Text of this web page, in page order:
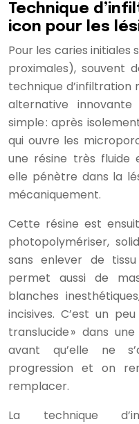
Technique
icon pour les
Pour les caries initiales
proximales), souvent
technique d’infiltration
alternative
simple : après
qui ouvre les
une résine très fluide
elle pénètre dans la
mécaniquement.
Cette résine est
photopolymériser,
sans enlever de tissu
permet aussi de
blanches
incisives. C’est un
translucide » dans
avant qu’elle ne
progression et on
remplacer.
La technique